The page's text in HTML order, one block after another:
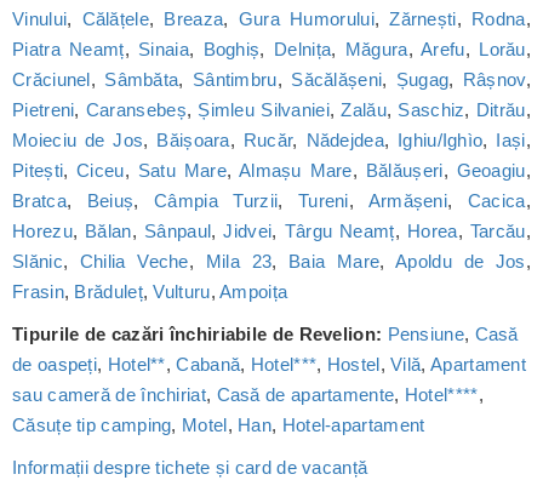
Vinului, Călățele, Breaza, Gura Humorului,Zărnești, Rodna,
Piatra Neamț, Sinaia, Boghiș, Delnița, Măgura,Arefu, Lorău,
Crăciunel, Sâmbăta, Sântimbru, Săcălășeni, Șugag, Râșnov,
Pietreni, Caransebeș, Șimleu Silvaniei,Zalău, Saschiz, Ditrău,
Moieciu de Jos, Băișoara, Rucăr, Nădejdea, Ighiu/Ighìo, Iași,
Pitești,Ciceu, Satu Mare, Almașu Mare, Bălăușeri, Geoagiu,
Bratca, Beiuș, Câmpia Turzii, Tureni, Armășeni, Cacica,
Horezu, Bălan, Sânpaul,Jidvei, Târgu Neamț, Horea, Tarcău,
Slănic, Chilia Veche, Mila 23, Baia Mare,Apoldu de Jos,
Frasin, Brăduleț,Vulturu,Ampoița
Tipurile de cazări închiriabile de Revelion: Pensiune, Casă
de oaspeți, Hotel**,Cabană, Hotel***, Hostel,Vilă, Apartament
sau cameră de închiriat, Casă de apartamente, Hotel****,
Căsuțe tip camping, Motel, Han, Hotel-apartament
Informații despre tichete și card de vacanță